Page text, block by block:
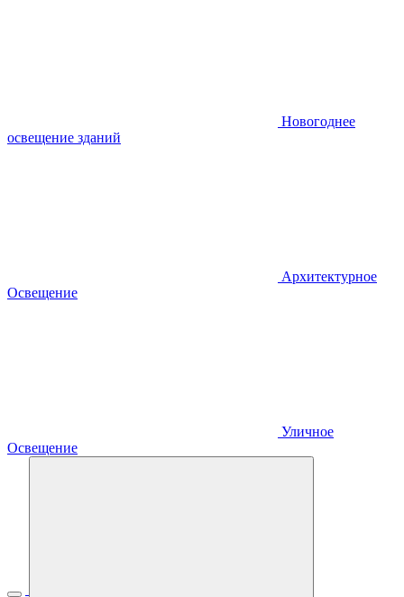
Новогоднее
освещение зданий
Архитектурное
Освещение
Уличное
Освещение